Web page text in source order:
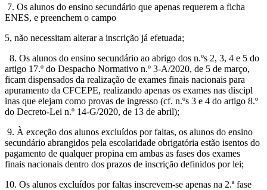
7. Os alunos do ensino secundário que apenas requerem a ficha
ENES, e preenchem o campo
5, não necessitam alterar a inscrição já efetuada;
8. Os alunos do ensino secundário ao abrigo dos n.ºs 2, 3, 4 e 5 do
artigo 17.º do Despacho Normativo n.º 3-A/2020, de 5 de março,
ficam dispensados da realização de exames finais nacionais para
apuramento da CFCEPE, realizando apenas os exames nas discipl
inas que elejam como provas de ingresso (cf. n.ºs 3 e 4 do artigo 8.º
do Decreto-Lei n.º 14-G/2020, de 13 de abril);
9. À exceção dos alunos excluídos por faltas, os alunos do ensino
secundário abrangidos pela escolaridade obrigatória estão isentos do
pagamento de qualquer propina em ambas as fases dos exames
finais nacionais dentro dos prazos de inscrição definidos por lei;
10. Os alunos excluídos por faltas inscrevem-se apenas na 2.ª fase